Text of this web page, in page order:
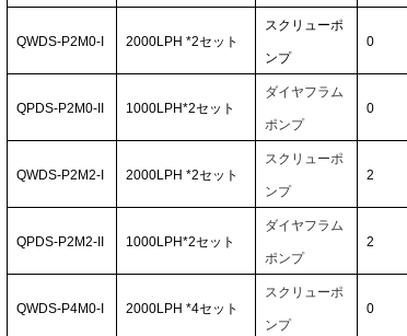
QWDS-P2M0-I 2000LPH *2セット
スクリューポ
ンプ
0
QPDS-P2M0-II 1000LPH*2セット
ダイヤフラム
ポンプ
0
QWDS-P2M2-I 2000LPH *2セット
スクリューポ
ンプ
2
QPDS-P2M2-II 1000LPH*2セット
ダイヤフラム
ポンプ
2
QWDS-P4M0-I 2000LPH *4セット
スクリューポ
ンプ
0